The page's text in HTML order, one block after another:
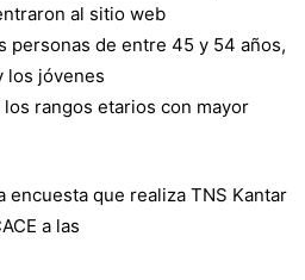
al sitio web
personas de entre 45 y 54 años,
los jóvenes
rangos etarios con mayor
encuesta que realiza TNS Kantar
a las